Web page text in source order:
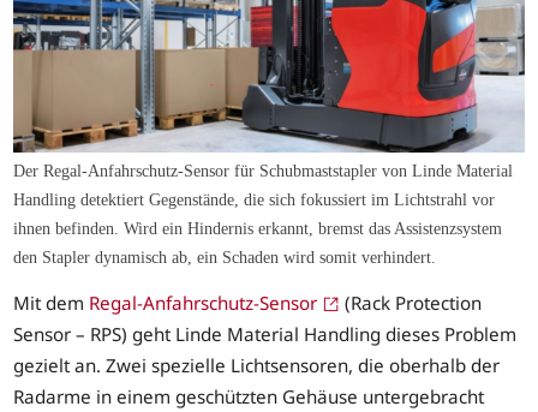
Der Regal-Anfahrschutz-Sensor für Schubmaststapler von Linde Material
Handling detektiert Gegenstände, die sich fokussiert im Lichtstrahl vor
ihnen befinden. Wird ein Hindernis erkannt, bremst das Assistenzsystem
den Stapler dynamisch ab, ein Schaden wird somit verhindert.
Mit dem Regal-Anfahrschutz-Sensor
(Rack Protection
Sensor – RPS) geht Linde Material Handling dieses Problem
gezielt an. Zwei spezielle Lichtsensoren, die oberhalb der
Radarme in einem geschützten Gehäuse untergebracht